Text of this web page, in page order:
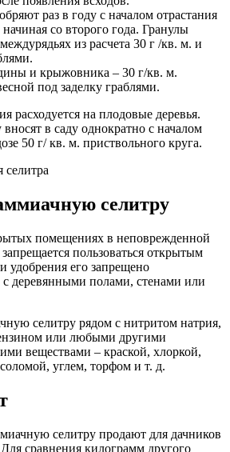
раз в году с началом отрастания
со второго года. Гранулы
из расчета 30 г /кв. м. и
и крыжовника – 30 г/кв. м.
под заделку граблями.
расходуется на плодовые деревья.
в саду однократно с началом
50 г/ кв. м. приствольного круга.
селитру
помещениях в неповрежденной
пользоваться открытым
удобрения его запрещено
с деревянными полами, стенами или
селитру рядом с нитритом натрия,
или любыми другими
веществами – краской, хлоркой,
углем, торфом и т. д.
селитру продают для дачников
сравнения килограмм другого